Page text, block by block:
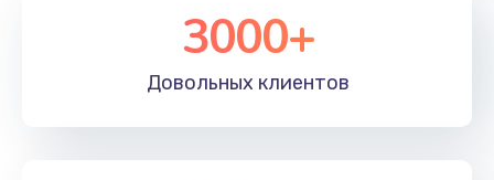
3000+
Довольных клиентов